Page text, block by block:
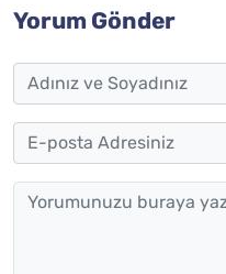
Yorum Gönder